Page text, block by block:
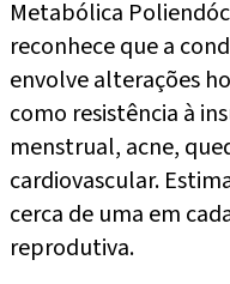
Metabólica
reconhece que a
envolve alterações
como resistência à
menstrual, acne,
cardiovascular.
cerca de uma em
reprodutiva.